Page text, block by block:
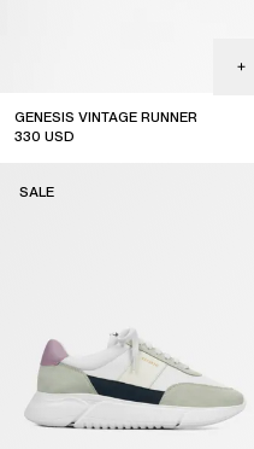
GENESIS VINTAGE RUNNER
330 USD
SALE